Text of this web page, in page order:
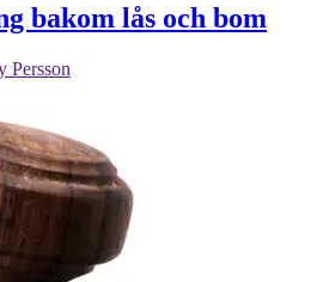
bakom lås och bom
Persson